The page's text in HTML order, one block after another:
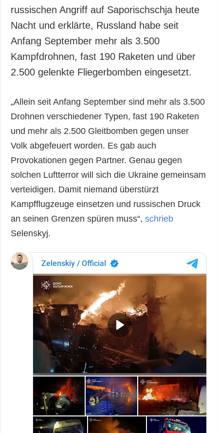
russischen Angriff auf Saporischschja heute
Nacht und erklärte, Russland habe seit
Anfang September mehr als 3.500
Kampfdrohnen, fast 190 Raketen und über
2.500 gelenkte Fliegerbomben eingesetzt.
„Allein seit Anfang September sind mehr als 3.500
Drohnen verschiedener Typen, fast 190 Raketen
und mehr als 2.500 Gleitbomben gegen unser
Volk abgefeuert worden. Es gab auch
Provokationen gegen Partner. Genau gegen
solchen Luftterror will sich die Ukraine gemeinsam
verteidigen. Damit niemand überstürzt
Kampfflugzeuge einsetzen und russischen Druck
an seinen Grenzen spüren muss“,schrieb
Selenskyj.